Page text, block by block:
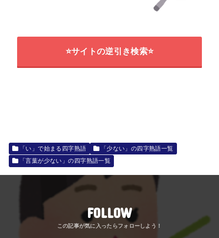
⭐サイトの逆引き検索⭐
「い」で始まる四字熟語
「少ない」の四字熟語一覧
「言葉が少ない」の四字熟語一覧
FOLLOW